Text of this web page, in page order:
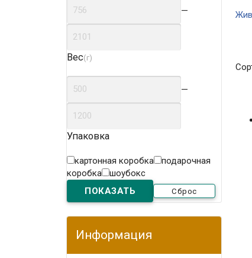
—
Вес(г)
—
Упаковка
картонная коробка
подарочная
коробка
шоубокс
Сброс
Информация